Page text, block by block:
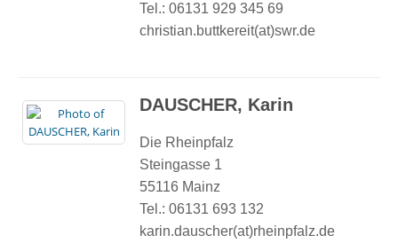
Tel.: 06131 929 345 69
christian.buttkereit(at)swr.de
DAUSCHER, Karin
Die Rheinpfalz
Steingasse 1
55116 Mainz
Tel.: 06131 693 132
karin.dauscher(at)rheinpfalz.de